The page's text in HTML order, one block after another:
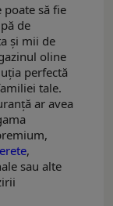
poate să fie
de
și mii de
oline
perfectă
tale.
ar avea
,
sau alte